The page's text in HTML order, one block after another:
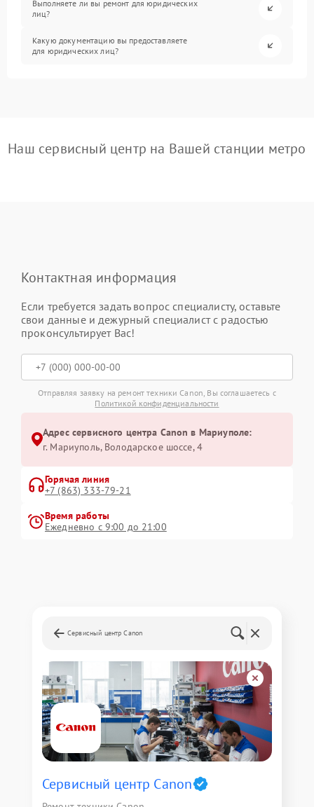
Выполняете ли вы ремонт для юридических
лиц?
Какую документацию вы предоставляете
для юридических лиц?
Наш сервисный центр на Вашей станции метро
Контактная информация
Если требуется задать вопрос специалисту, оставьте
свои данные и дежурный специалист с радостью
проконсультирует Вас!
Отправляя заявку на ремонт техники Canon, Вы соглашаетесь с
Политикой конфиденциальности
Адрес сервисного центра Canon в Мариуполе:
г. Мариуполь, Володарское шоссе, 4
Горячая линия
+7 (863) 333-79-21
Время работы
Ежедневно с 9:00 до 21:00
Сервисный центр Canon
Сервисный центр Canon